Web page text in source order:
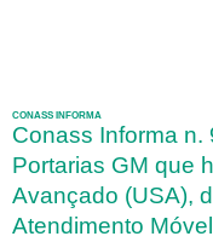
CONASS INFORMA
Conass Informa n.
Portarias GM que
Avançado (USA),
Atendimento